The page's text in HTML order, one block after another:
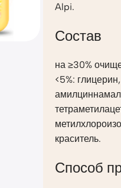
Alpi.
Состав
на ≥30%
<5%:
краситель.
Способ